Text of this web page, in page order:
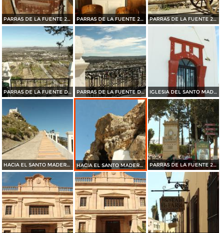
PARRAS DE LA FUENTE 2015 PARRAS DE LA FUENTE 2015 PARRAS DE LA FUENTE 2015
PARRAS DE LA FUENTE DESDE EL SANTO MADERO 2015 PARRAS DE LA FUENTE DESDE EL SANTO MADERO 2015 IGLESIA DEL SANTO MADERO EN PARRAS DE LA FUENTE 2015
HACIA EL SANTO MADERO EN PARRAS DE LA FUENTE 2015 HACIA EL SANTO MADERO EN PARRAS DE LA FUENTE 2015 PARRAS DE LA FUENTE 2015